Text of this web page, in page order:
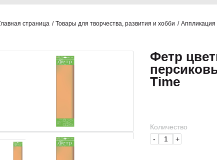
страница Товары для творчества, развития и хобби Аппликация
Фетр
Time
Количество
-
+